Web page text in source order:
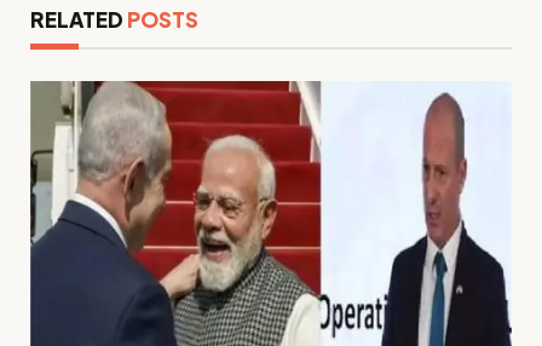
RELATED POSTS